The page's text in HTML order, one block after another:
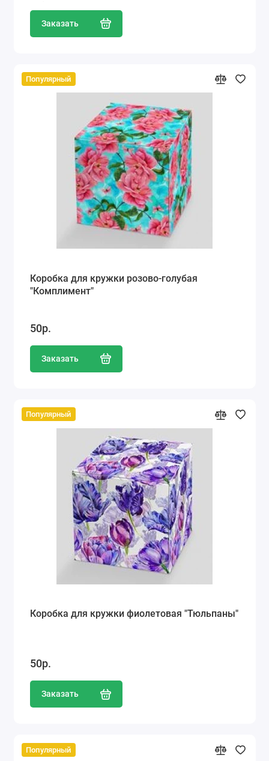
Заказать
Популярный
Коробка для кружки розово-голубая
"Комплимент"
50р.
Заказать
Популярный
Коробка для кружки фиолетовая "Тюльпаны"
50р.
Заказать
Популярный